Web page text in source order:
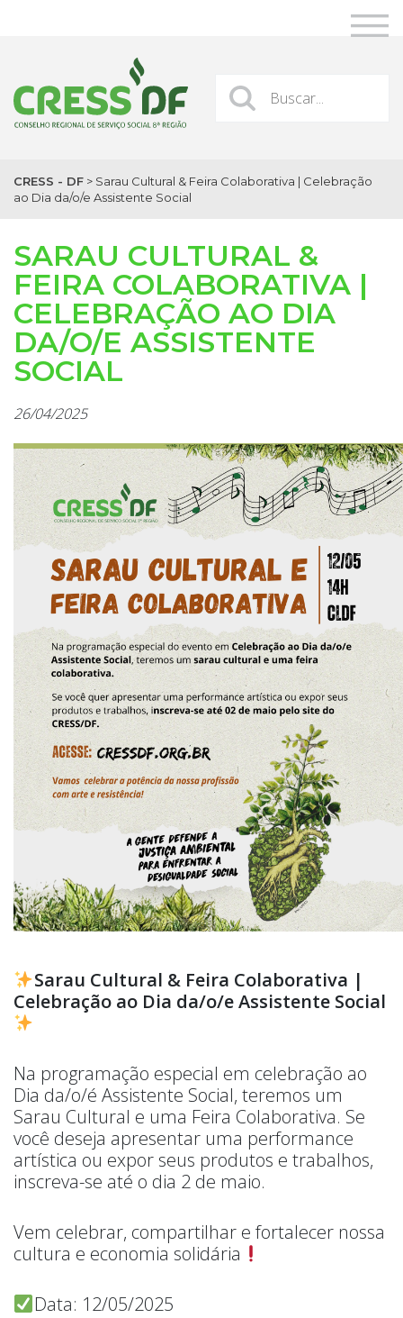
CRESS - DF > Sarau Cultural & Feira Colaborativa | Celebração
ao Dia da/o/e Assistente Social
SARAU CULTURAL &
FEIRA COLABORATIVA |
CELEBRAÇÃO AO DIA
DA/O/E ASSISTENTE
SOCIAL
26/04/2025
Sarau Cultural & Feira Colaborativa |
Celebração ao Dia da/o/e Assistente Social
Na programação especial em celebração ao
Dia da/o/é Assistente Social, teremos um
Sarau Cultural e uma Feira Colaborativa. Se
você deseja apresentar uma performance
artística ou expor seus produtos e trabalhos,
inscreva-se até o dia 2 de maio.
Vem celebrar, compartilhar e fortalecer nossa
cultura e economia solidária
Data: 12/05/2025